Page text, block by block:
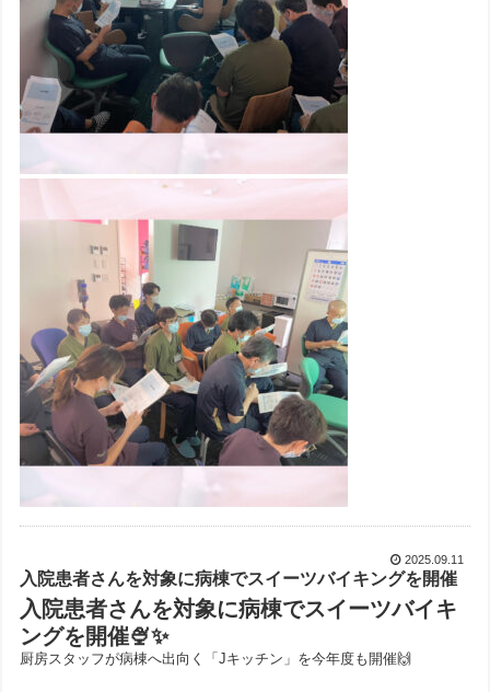
2025.09.11
入院患者さんを対象に病棟でスイーツバイキングを開催
入院患者さんを対象に病棟でスイーツバイキ
ングを開催🍨✨
厨房スタッフが病棟へ出向く「Jキッチン」を今年度も開催🙌